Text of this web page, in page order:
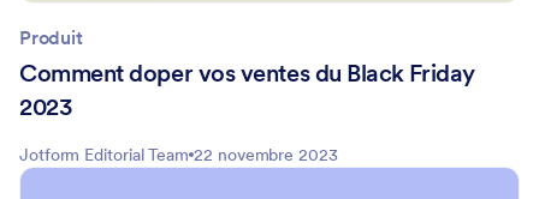
Produit
Comment doper vos ventes du Black Friday
2023
Jotform Editorial Team 22 novembre 2023